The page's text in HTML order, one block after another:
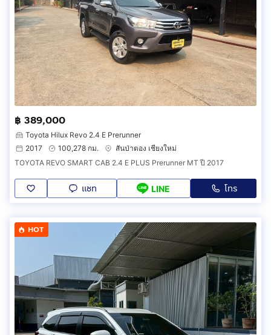
฿ 389,000
Toyota Hilux Revo 2.4 E Prerunner
2017
100,278 กม.
สันป่าตอง เชียงใหม่
TOYOTA REVO SMART CAB 2.4 E PLUS Prerunner MT ปี 2017
แชท LINE โทร
HOT